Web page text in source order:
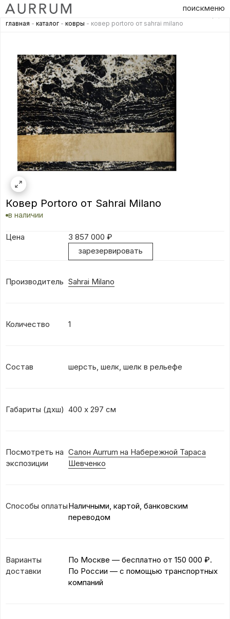
поискменю
главная - каталог - ковры - ковер portoro от sahrai milano
Ковер Portoro от Sahrai Milano
в наличии
Цена 3 857 000 ₽
зарезервировать
Производитель Sahrai Milano
Количество 1
Состав шерсть, шелк, шелк в рельефе
Габариты (дхш) 400 х 297 см
Посмотреть на
экспозиции
Салон Aurrum на Набережной Тараса
Шевченко
Способы оплатыНаличными, картой, банковским
переводом
Варианты
доставки
По Москве — бесплатно от 150 000 ₽.
По России — с помощью транспортных
компаний